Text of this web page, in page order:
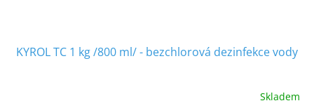
KYROL TC 1 kg /800 ml/ - bezchlorová dezinfekce vody
Skladem